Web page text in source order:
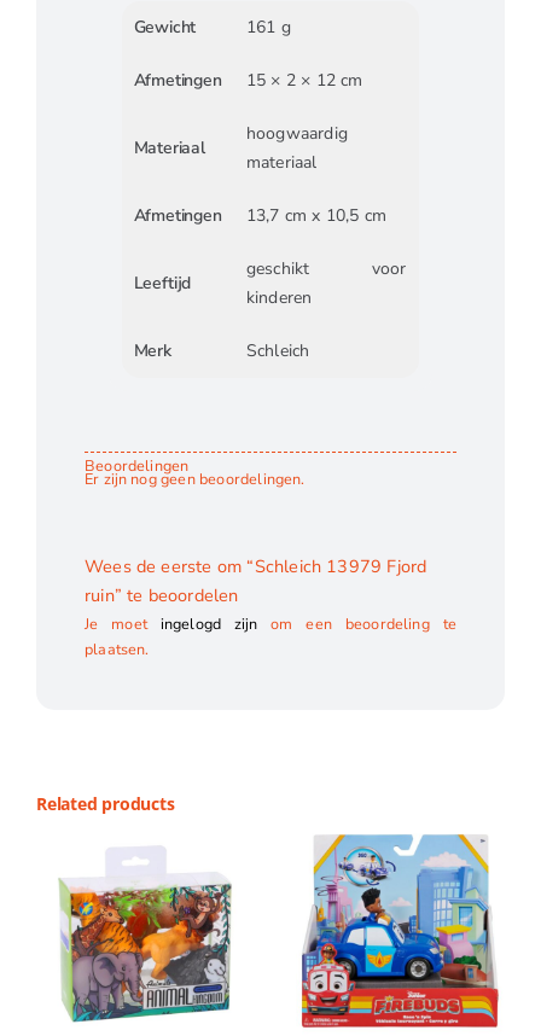
Gewicht 161 g
Afmetingen 15 × 2 × 12 cm
Materiaal
hoogwaardig
materiaal
Afmetingen 13,7 cm x 10,5 cm
Leeftijd
geschikt voor
kinderen
Merk Schleich
Beoordelingen
Er zijn nog geen beoordelingen.
Wees de eerste om “Schleich 13979 Fjord
ruin” te beoordelen
Je moet ingelogd zijn om een beoordeling te
plaatsen.
Related products